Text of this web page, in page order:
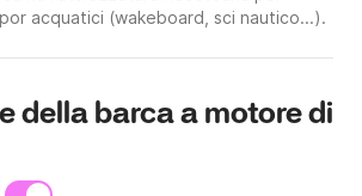
acquatici (wakeboard, sci nautico...).
della barca a motore di